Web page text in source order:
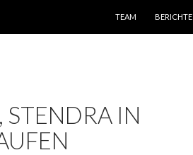
TEAM
BERICHTE
IN